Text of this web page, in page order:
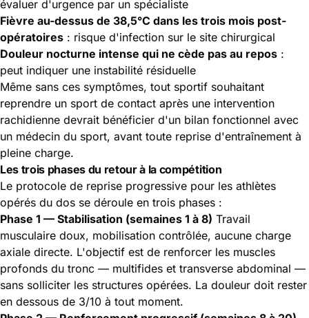
évaluer d'urgence par un spécialiste
Fièvre au-dessus de 38,5°C dans les trois mois post-
opératoires : risque d'infection sur le site chirurgical
Douleur nocturne intense qui ne cède pas au repos :
peut indiquer une instabilité résiduelle
Même sans ces symptômes, tout sportif souhaitant
reprendre un sport de contact après une intervention
rachidienne devrait bénéficier d'un bilan fonctionnel avec
un médecin du sport, avant toute reprise d'entraînement à
pleine charge.
Les trois phases du retour à la compétition
Le protocole de reprise progressive pour les athlètes
opérés du dos se déroule en trois phases :
Phase 1 — Stabilisation (semaines 1 à 8) Travail
musculaire doux, mobilisation contrôlée, aucune charge
axiale directe. L'objectif est de renforcer les muscles
profonds du tronc — multifides et transverse abdominal —
sans solliciter les structures opérées. La douleur doit rester
en dessous de 3/10 à tout moment.